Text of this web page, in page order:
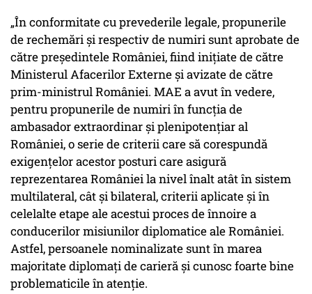
„În conformitate cu prevederile legale, propunerile
de rechemări și respectiv de numiri sunt aprobate de
către președintele României, fiind inițiate de către
Ministerul Afacerilor Externe și avizate de către
prim-ministrul României. MAE a avut în vedere,
pentru propunerile de numiri în funcția de
ambasador extraordinar și plenipotențiar al
României, o serie de criterii care să corespundă
exigențelor acestor posturi care asigură
reprezentarea României la nivel înalt atât în sistem
multilateral, cât și bilateral, criterii aplicate și în
celelalte etape ale acestui proces de înnoire a
conducerilor misiunilor diplomatice ale României.
Astfel, persoanele nominalizate sunt în marea
majoritate diplomați de carieră și cunosc foarte bine
problematicile în atenție.